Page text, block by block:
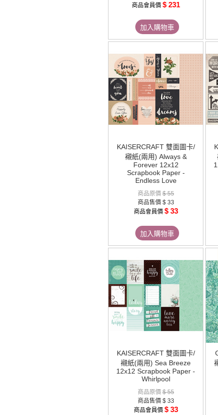
商品會員價 $ 231
加入購物車
KAISERCRAFT 雙面圖卡/
襯紙(兩用) Always &
Forever 12x12
Scrapbook Paper -
Endless Love
商品原價$ 55
商品售價 $ 33
商品會員價 $ 33
加入購物車
KAISERCRAFT 雙面圖卡/
襯紙(兩用) Sea Breeze
12x12 Scrapbook Paper -
Whirlpool
商品原價$ 55
商品售價 $ 33
商品會員價 $ 33